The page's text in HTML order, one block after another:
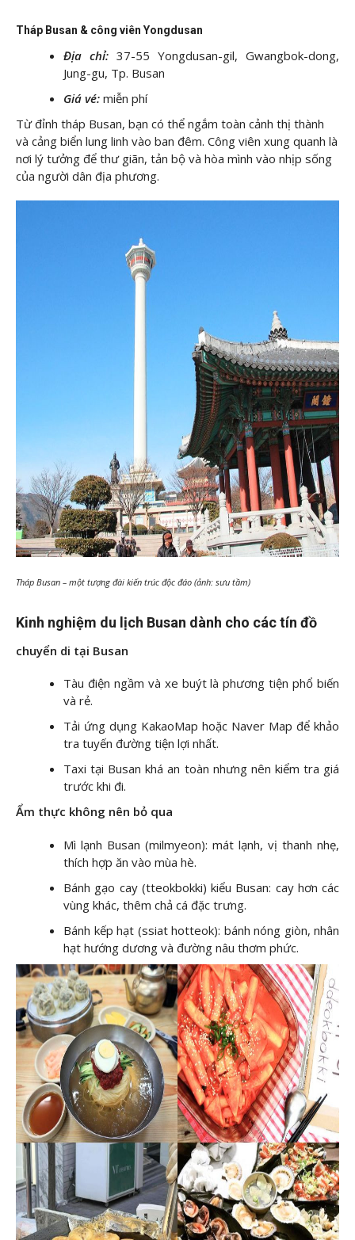
Tháp Busan & công viên Yongdusan
Địa chỉ: 37-55 Yongdusan-gil, Gwangbok-dong,
Jung-gu, Tp. Busan
Giá vé: miễn phí
Từ đỉnh tháp Busan, bạn có thể ngắm toàn cảnh thị thành
và cảng biển lung linh vào ban đêm. Công viên xung quanh là
nơi lý tưởng để thư giãn, tản bộ và hòa mình vào nhịp sống
của người dân địa phương.
Tháp Busan – một tượng đài kiến trúc độc đáo (ảnh: sưu tầm)
Kinh nghiệm du lịch Busan dành cho các tín đồ
chuyển di tại Busan
Tàu điện ngầm và xe buýt là phương tiện phổ biến
và rẻ.
Tải ứng dụng KakaoMap hoặc Naver Map để khảo
tra tuyến đường tiện lợi nhất.
Taxi tại Busan khá an toàn nhưng nên kiểm tra giá
trước khi đi.
Ẩm thực không nên bỏ qua
Mì lạnh Busan (milmyeon): mát lạnh, vị thanh nhẹ,
thích hợp ăn vào mùa hè.
Bánh gạo cay (tteokbokki) kiểu Busan: cay hơn các
vùng khác, thêm chả cá đặc trưng.
Bánh kếp hạt (ssiat hotteok): bánh nóng giòn, nhân
hạt hướng dương và đường nâu thơm phức.